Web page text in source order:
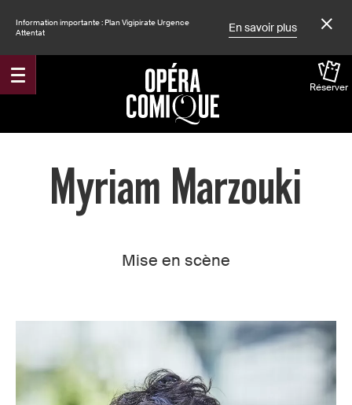
Information importante : Plan Vigipirate Urgence
Attentat
En savoir plus
Réserver
Accueil
Myriam Marzouki
Mise en scène